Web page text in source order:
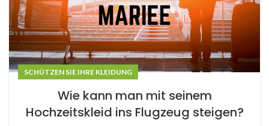
SCHÜTZEN SIE IHRE KLEIDUNG
Wie kann man mit seinem
Hochzeitskleid ins Flugzeug steigen?